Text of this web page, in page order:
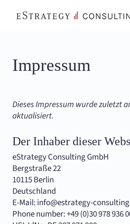
Impressum
Dieses Impressum wurde zuletzt
aktualisiert.
Der Inhaber dieser
eStrategy Consulting GmbH
Bergstraße 22
10115 Berlin
Deutschland
E-Mail: info@estrategy-
Phone number: +49 (0)30 978 936